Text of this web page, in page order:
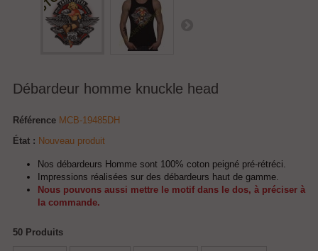
Débardeur homme knuckle head
Référence MCB-19485DH
État : Nouveau produit
Nos débardeurs Homme sont 100% coton peigné pré-rétréci.
Impressions réalisées sur des débardeurs haut de gamme.
Nous pouvons aussi mettre le motif dans le dos, à préciser à
la commande.
50 Produits